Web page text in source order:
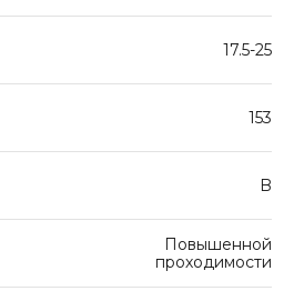
17.5-25
153
B
Повышенной
проходимости